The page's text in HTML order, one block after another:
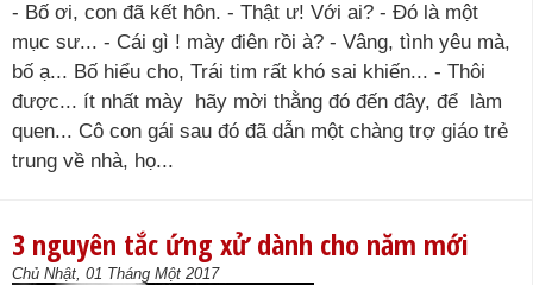
- Bố ơi, con đã kết hôn. - Thật ư! Với ai? - Đó là một
mục sư... - Cái gì ! mày điên rồi à? - Vâng, tình yêu mà,
bố ạ... Bố hiểu cho, Trái tim rất khó sai khiến... - Thôi
được... ít nhất mày hãy mời thằng đó đến đây, để làm
quen... Cô con gái sau đó đã dẫn một chàng trợ giáo trẻ
trung về nhà, họ...
3 nguyên tắc ứng xử dành cho năm mới
Chủ Nhật, 01 Tháng Một 2017